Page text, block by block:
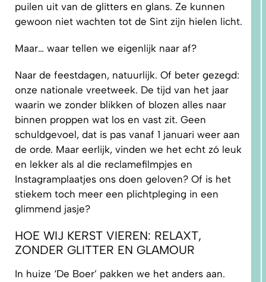
puilen uit van de glitters en glans. Ze kunnen
gewoon niet wachten tot de Sint zijn hielen licht.
Maar… waar tellen we eigenlijk naar af?
Naar de feestdagen, natuurlijk. Of beter gezegd:
onze nationale vreetweek. De tijd van het jaar
waarin we zonder blikken of blozen alles naar
binnen proppen wat los en vast zit. Geen
schuldgevoel, dat is pas vanaf 1 januari weer aan
de orde. Maar eerlijk, vinden we het echt zó leuk
en lekker als al die reclamefilmpjes en
Instagramplaatjes ons doen geloven? Of is het
stiekem toch meer een plichtpleging in een
glimmend jasje?
HOE WIJ KERST VIEREN: RELAXT,
ZONDER GLITTER EN GLAMOUR
In huize ‘De Boer’ pakken we het anders aan.
WAAROM
DAT LIGT
JOU!